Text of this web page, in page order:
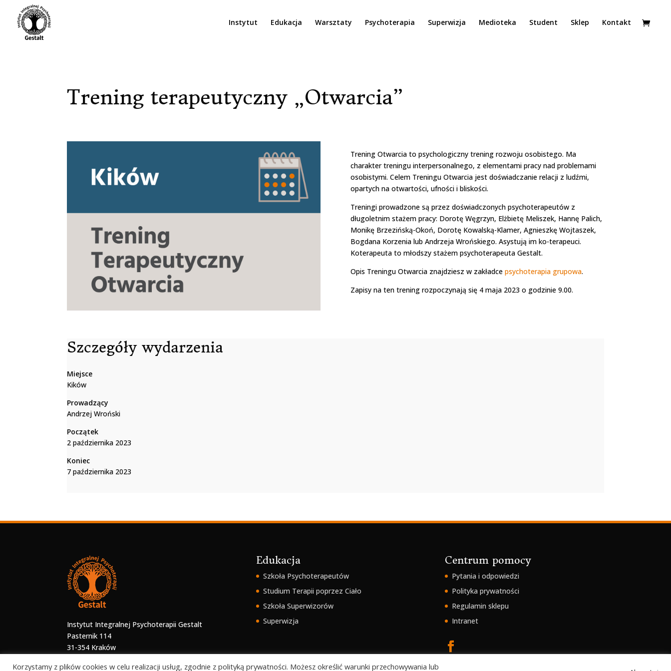
Instytut Edukacja Warsztaty Psychoterapia Superwizja Medioteka Student Sklep Kontakt
Trening terapeutyczny „Otwarcia”
Trening Otwarcia to psychologiczny trening rozwoju osobistego. Ma
charakter treningu interpersonalnego, z elementami pracy nad problemami
osobistymi. Celem Treningu Otwarcia jest doświadczanie relacji z ludźmi,
opartych na otwartości, ufności i bliskości.
Treningi prowadzone są przez doświadczonych psychoterapeutów z
długoletnim stażem pracy: Dorotę Węgrzyn, Elżbietę Meliszek, Hannę Palich,
Monikę Brzezińską-Okoń, Dorotę Kowalską-Klamer, Agnieszkę Wojtaszek,
Bogdana Korzenia lub Andrzeja Wrońskiego. Asystują im ko-terapeuci.
Koterapeuta to młodszy stażem psychoterapeuta Gestalt.
Opis Treningu Otwarcia znajdziesz w zakładce psychoterapia grupowa.
Zapisy na ten trening rozpoczynają się 4 maja 2023 o godzinie 9.00.
Szczegóły wydarzenia
Miejsce
Kików
Prowadzący
Andrzej Wroński
Początek
2 października 2023
Koniec
7 października 2023
Instytut Integralnej Psychoterapii Gestalt
Pasternik 114
31-354 Kraków
Edukacja
Szkoła Psychoterapeutów
Studium Terapii poprzez Ciało
Szkoła Superwizorów
Superwizja
Centrum pomocy
Pytania i odpowiedzi
Polityka prywatności
Regulamin sklepu
Intranet
Korzystamy z plików cookies w celu realizacji usług, zgodnie z polityką prywatności. Możesz określić warunki przechowywania lub